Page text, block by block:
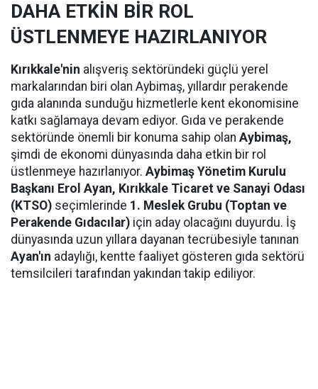
DAHA ETKİN BİR ROL
ÜSTLENMEYE HAZIRLANIYOR
Kırıkkale'nin alışveriş sektöründeki güçlü yerel
markalarından biri olan Aybimaş, yıllardır perakende
gıda alanında sunduğu hizmetlerle kent ekonomisine
katkı sağlamaya devam ediyor. Gıda ve perakende
sektöründe önemli bir konuma sahip olan Aybimaş,
şimdi de ekonomi dünyasında daha etkin bir rol
üstlenmeye hazırlanıyor. Aybimaş Yönetim Kurulu
Başkanı Erol Ayan, Kırıkkale Ticaret ve Sanayi Odası
(KTSO) seçimlerinde 1. Meslek Grubu (Toptan ve
Perakende Gıdacılar) için aday olacağını duyurdu. İş
dünyasında uzun yıllara dayanan tecrübesiyle tanınan
Ayan'ın adaylığı, kentte faaliyet gösteren gıda sektörü
temsilcileri tarafından yakından takip ediliyor.